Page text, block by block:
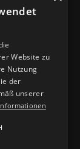
30
Website zu
Nutzung
der
unserer